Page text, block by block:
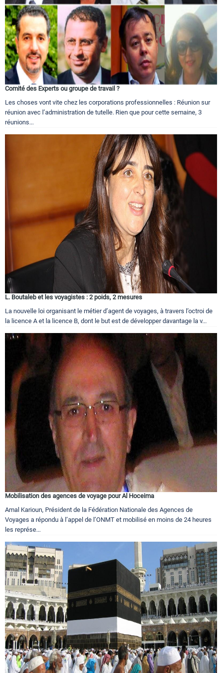
Comité des Experts ou groupe de travail ?
Les choses vont vite chez les corporations professionnelles : Réunion sur
réunion avec l’administration de tutelle. Rien que pour cette semaine, 3
réunions...
L. Boutaleb et les voyagistes : 2 poids, 2 mesures
La nouvelle loi organisant le métier d’agent de voyages, à travers l’octroi de
la licence A et la licence B, dont le but est de développer davantage la v...
Mobilisation des agences de voyage pour Al Hoceima
Amal Karioun, Président de la Fédération Nationale des Agences de
Voyages a répondu à l’appel de l’ONMT et mobilisé en moins de 24 heures
les représe...